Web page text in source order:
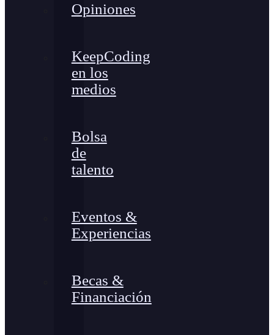
Opiniones
KeepCoding
en los
medios
Bolsa
de
talento
Eventos &
Experiencias
Becas &
Financiación